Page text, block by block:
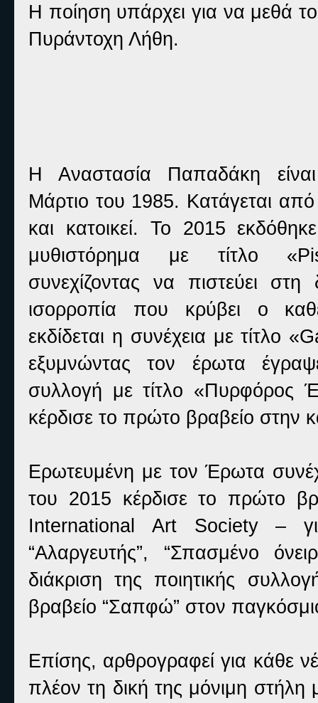
Η ποίηση υπάρχει για να μεθά
Πυράντοχη Λήθη.
Η Αναστασία Παπαδάκη
Μάρτιο του 1985. Κατάγεται
και κατοικεί. Το 2015
μυθιστόρημα με τίτλο
συνεχίζοντας να πιστεύει στη
ισορροπία που κρύβει ο
εκδίδεται η συνέχεια με τίτλο
εξυμνώντας τον έρωτα
συλλογή με τίτλο «Πυρφόρος
κέρδισε το πρώτο βραβείο στην
Ερωτευμένη με τoν Έρωτα
του 2015 κέρδισε το πρώτο
International Art Society –
“Αλαργευτής”, “Σπασμένο
διάκριση της ποιητικής
βραβείο “Σαπφώ” στον
Επίσης, αρθρογραφεί για κάθε
πλέον τη δική της μόνιμη